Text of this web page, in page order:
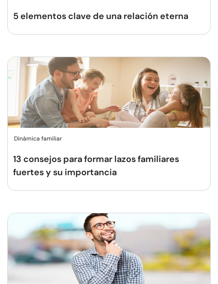
5 elementos clave de una relación eterna
Dinámica familiar
13 consejos para formar lazos familiares
fuertes y su importancia